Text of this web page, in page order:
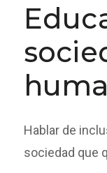
Hablar de
sociedad que